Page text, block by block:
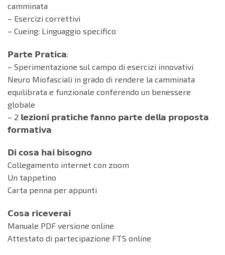
camminata
– Esercizi correttivi
– Cueing: Linguaggio specifico
𝗣𝗮𝗿𝘁𝗲 𝗣𝗿𝗮𝘁𝗶𝗰𝗮:
– Sperimentazione sul campo di esercizi innovativi
Neuro Miofasciali in grado di rendere la camminata
equilibrata e funzionale conferendo un benessere
globale
– 2 𝗹𝗲𝘇𝗶𝗼𝗻𝗶 𝗽𝗿𝗮𝘁𝗶𝗰𝗵𝗲 𝗳𝗮𝗻𝗻𝗼 𝗽𝗮𝗿𝘁𝗲 𝗱𝗲𝗹𝗹𝗮 𝗽𝗿𝗼𝗽𝗼𝘀𝘁𝗮
𝗳𝗼𝗿𝗺𝗮𝘁𝗶𝘃𝗮
𝗗𝗶 𝗰𝗼𝘀𝗮 𝗵𝗮𝗶 𝗯𝗶𝘀𝗼𝗴𝗻𝗼
Collegamento internet con zoom
Un tappetino
Carta penna per appunti
𝗖𝗼𝘀𝗮 𝗿𝗶𝗰𝗲𝘃𝗲𝗿𝗮𝗶
Manuale PDF versione online
Attestato di partecipazione FTS online